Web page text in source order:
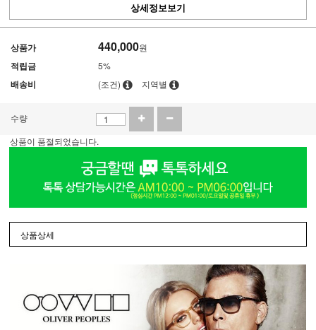
상세정보보기
상품가 440,000원
적립금 5%
배송비 (조건) 지역별
수량
상품이 품절되었습니다.
상품상세